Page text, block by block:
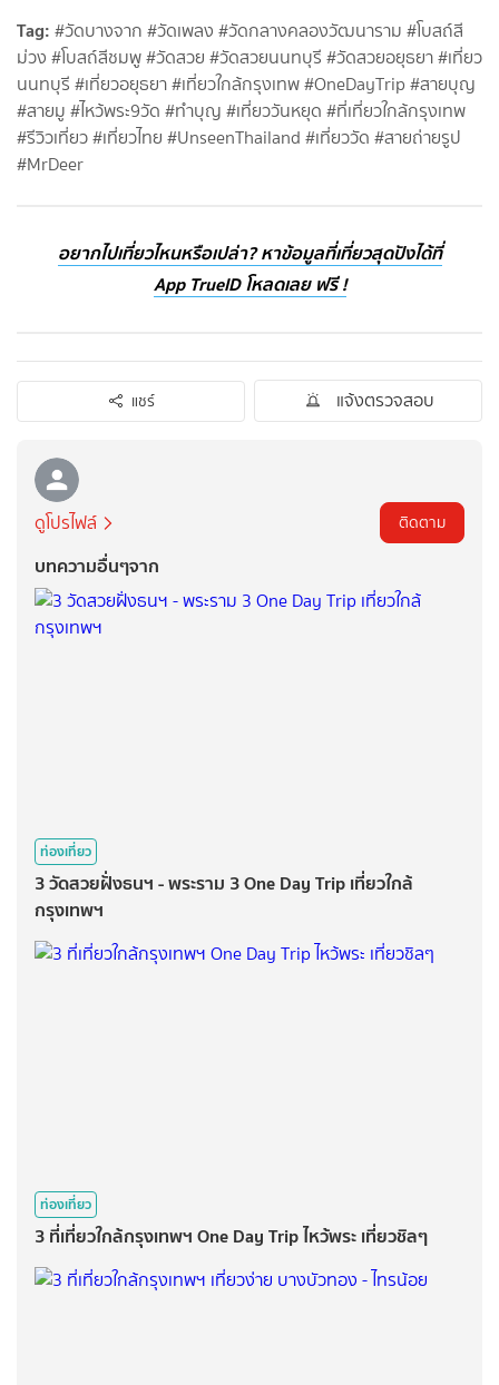
Tag: #วัดบางจาก #วัดเพลง #วัดกลางคลองวัฒนาราม #โบสถ์สี
ม่วง #โบสถ์สีชมพู #วัดสวย #วัดสวยนนทบุรี #วัดสวยอยุธยา #เที่ยว
นนทบุรี #เที่ยวอยุธยา #เที่ยวใกล้กรุงเทพ #OneDayTrip #สายบุญ
#สายมู #ไหว้พระ9วัด #ทำบุญ #เที่ยววันหยุด #ที่เที่ยวใกล้กรุงเทพ
#รีวิวเที่ยว #เที่ยวไทย #UnseenThailand #เที่ยววัด #สายถ่ายรูป
#MrDeer
อยากไปเที่ยวไหนหรือเปล่า? หาข้อมูลที่เที่ยวสุดปังได้ที่
App TrueID โหลดเลย ฟรี !
แชร์ แจ้งตรวจสอบ
ดูโปรไฟล์ ติดตาม
บทความอื่นๆจาก
ท่องเที่ยว
3 วัดสวยฝั่งธนฯ - พระราม 3 One Day Trip เที่ยวใกล้
กรุงเทพฯ
ท่องเที่ยว
3 ที่เที่ยวใกล้กรุงเทพฯ One Day Trip ไหว้พระ เที่ยวชิลๆ